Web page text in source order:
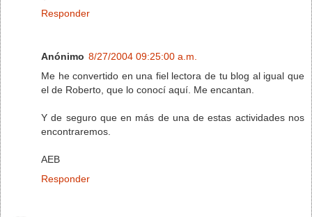
Responder
Anónimo 8/27/2004 09:25:00 a.m.
Me he convertido en una fiel lectora de tu blog al igual que
el de Roberto, que lo conocí aquí. Me encantan.
Y de seguro que en más de una de estas actividades nos
encontraremos.
AEB
Responder